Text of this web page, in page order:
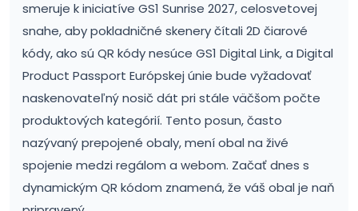
smeruje k iniciatíve GS1 Sunrise 2027, celosvetovej
snahe, aby pokladničné skenery čítali 2D čiarové
kódy, ako sú QR kódy nesúce GS1 Digital Link, a Digital
Product Passport Európskej únie bude vyžadovať
naskenovateľný nosič dát pri stále väčšom počte
produktových kategórií. Tento posun, často
nazývaný prepojené obaly, mení obal na živé
spojenie medzi regálom a webom. Začať dnes s
dynamickým QR kódom znamená, že váš obal je naň